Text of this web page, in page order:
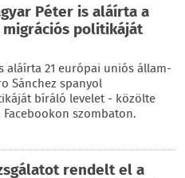
Péter is aláírta a
politikáját
aláírta 21 európai uniós állam-
Sánchez spanyol
bíráló levelet - közölte
szombaton.
rendelt el a